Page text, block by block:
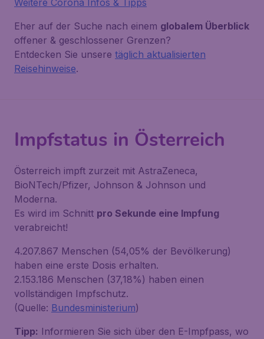
Weitere Corona Infos & Tipps
Eher auf der Suche nach einem globalem Überblick
offener & geschlossener Grenzen?
Entdecken Sie unsere täglich aktualisierten
Reisehinweise.
Impfstatus in Österreich
Österreich impft zurzeit mit AstraZeneca,
BioNTech/Pfizer, Johnson & Johnson und
Moderna.
Es wird im Schnitt pro Sekunde eine Impfung
verabreicht!
4.207.867 Menschen (54,05% der Bevölkerung)
haben eine erste Dosis erhalten.
2.153.186 Menschen (37,18%) haben einen
vollständigen Impfschutz.
(Quelle: Bundesministerium)
Tipp: Informieren Sie sich über den E-Impfpass, wo